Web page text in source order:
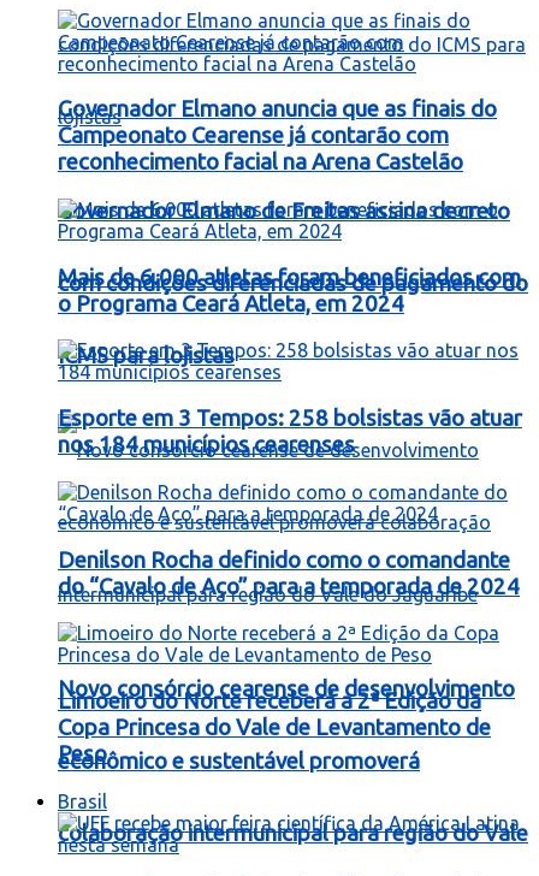
Governador Elmano de Freitas assina decreto
com condições diferenciadas de pagamento do
ICMS para lojistas
Novo consórcio cearense de desenvolvimento
econômico e sustentável promoverá
colaboração intermunicipal para região do Vale
Governador Elmano anuncia que as finais do
Campeonato Cearense já contarão com
reconhecimento facial na Arena Castelão
Mais de 6.000 atletas foram beneficiados com
o Programa Ceará Atleta, em 2024
Esporte em 3 Tempos: 258 bolsistas vão atuar
nos 184 municípios cearenses
Denilson Rocha definido como o comandante
do “Cavalo de Aço” para a temporada de 2024
Limoeiro do Norte receberá a 2ª Edição da
Copa Princesa do Vale de Levantamento de
Peso
Brasil